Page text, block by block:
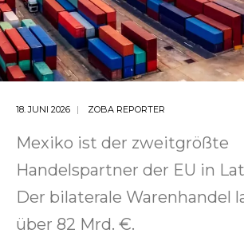
18. JUNI 2026 ZOBA REPORTER
Mexiko ist der zweitgrößte
Handelspartner der EU in
Der bilaterale Warenhandel
über 82 Mrd. €.